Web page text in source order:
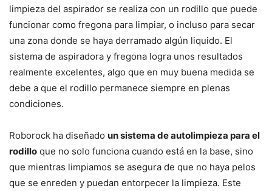
limpieza del aspirador se realiza con un rodillo que puede
funcionar como fregona para limpiar, o incluso para secar
una zona donde se haya derramado algún liquido. El
sistema de aspiradora y fregona logra unos resultados
realmente excelentes, algo que en muy buena medida se
debe a que el rodillo permanece siempre en plenas
condiciones.
Roborock ha diseñado un sistema de autolimpieza para el
rodillo que no solo funciona cuando está en la base, sino
que mientras limpiamos se asegura de que no haya pelos
que se enreden y puedan entorpecer la limpieza. Este